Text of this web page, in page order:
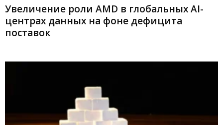
Увеличение роли AMD в глобальных AI-
центрах данных на фоне дефицита
поставок